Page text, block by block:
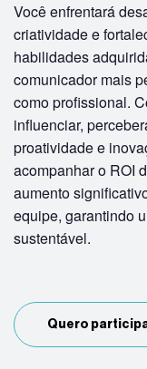
Você enfrentará
criatividade e
habilidades
comunicador mais
como profissional.
influenciar,
proatividade e
acompanhar o ROI
aumento
equipe, garantindo
sustentável.
Quero